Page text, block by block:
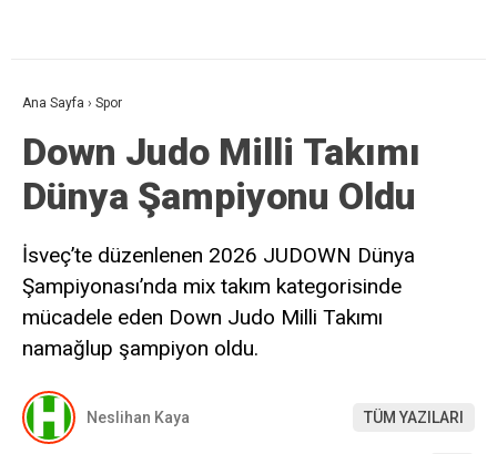
Ana Sayfa › Spor
Down Judo Milli Takımı
Dünya Şampiyonu Oldu
İsveç’te düzenlenen 2026 JUDOWN Dünya
Şampiyonası’nda mix takım kategorisinde
mücadele eden Down Judo Milli Takımı
namağlup şampiyon oldu.
Neslihan Kaya TÜM YAZILARI